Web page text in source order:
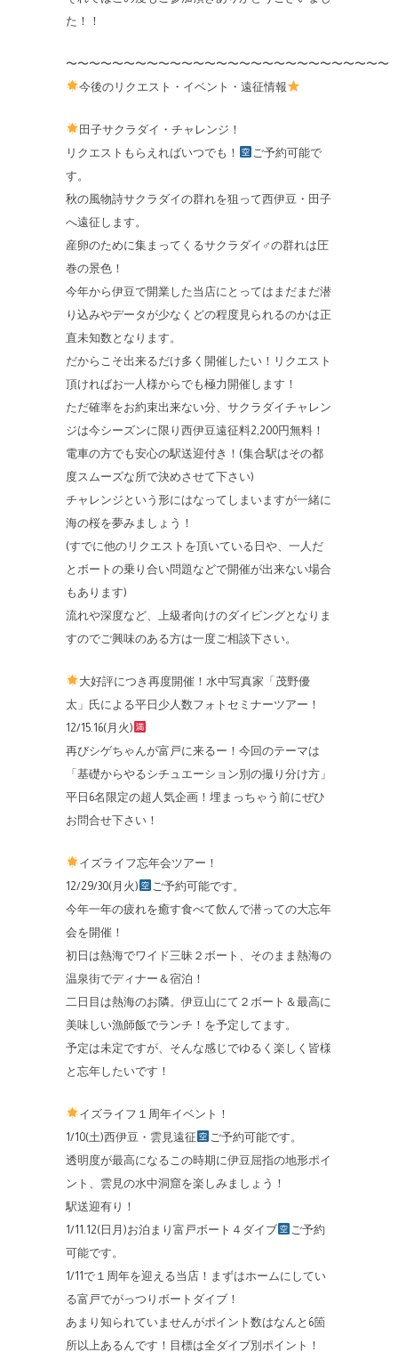
た！！
〜〜〜〜〜〜〜〜〜〜〜〜〜〜〜〜〜〜〜〜〜〜〜〜〜〜〜〜
今後のリクエスト・イベント・遠征情報
田子サクラダイ・チャレンジ！
リクエストもらえればいつでも！
ご予約可能で
す。
秋の風物詩サクラダイの群れを狙って西伊豆・田子
へ遠征します。
産卵のために集まってくるサクラダイ♂の群れは圧
巻の景色！
今年から伊豆で開業した当店にとってはまだまだ潜
り込みやデータが少なくどの程度見られるのかは正
直未知数となります。
だからこそ出来るだけ多く開催したい！リクエスト
頂ければお一人様からでも極力開催します！
ただ確率をお約束出来ない分、サクラダイチャレン
ジは今シーズンに限り西伊豆遠征料2,200円無料！
電車の方でも安心の駅送迎付き！(集合駅はその都
度スムーズな所で決めさせて下さい)
チャレンジという形にはなってしまいますが一緒に
海の桜を夢みましょう！
(すでに他のリクエストを頂いている日や、一人だ
とボートの乗り合い問題などで開催が出来ない場合
もあります)
流れや深度など、上級者向けのダイビングとなりま
すのでご興味のある方は一度ご相談下さい。
大好評につき再度開催！水中写真家「茂野優
太」氏による平日少人数フォトセミナーツアー！
12/15.16(月火)
再びシゲちゃんが富戸に来るー！今回のテーマは
「基礎からやるシチュエーション別の撮り分け方」
平日6名限定の超人気企画！埋まっちゃう前にぜひ
お問合せ下さい！
イズライフ忘年会ツアー！
12/29/30(月火)
ご予約可能です。
今年一年の疲れを癒す食べて飲んで潜っての大忘年
会を開催！
初日は熱海でワイド三昧２ボート、そのまま熱海の
温泉街でディナー＆宿泊！
二日目は熱海のお隣。伊豆山にて２ボート＆最高に
美味しい漁師飯でランチ！を予定してます。
予定は未定ですが、そんな感じでゆるく楽しく皆様
と忘年したいです！
イズライフ１周年イベント！
1/10(土)西伊豆・雲見遠征
ご予約可能です。
透明度が最高になるこの時期に伊豆屈指の地形ポイ
ント、雲見の水中洞窟を楽しみましょう！
駅送迎有り！
1/11.12(日月)お泊まり富戸ボート４ダイブ
ご予約
可能です。
1/11で１周年を迎える当店！まずはホームにしてい
る富戸でがっつりボートダイブ！
あまり知られていませんがポイント数はなんと6箇
所以上あるんです！目標は全ダイブ別ポイント！